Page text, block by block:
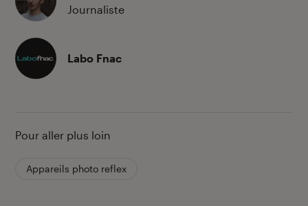
Journaliste
Labo Fnac
Pour aller plus loin
Appareils photo reflex